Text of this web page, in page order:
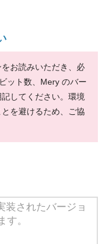
お読みいただき、必
ット数、Mery のバー
してください。環境
を避けるため、ご協